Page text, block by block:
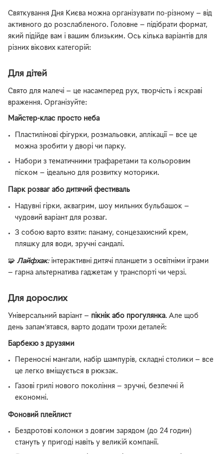
Святкування Дня Києва можна організувати по-різному — від
активного до розслабленого. Головне — підібрати формат,
який підійде вам і вашим близьким. Ось кілька варіантів для
різних вікових категорій:
Для дітей
Свято для малечі — це насамперед рух, творчість і яскраві
враження. Організуйте:
Майстер-клас просто неба
Пластилінові фігурки, розмальовки, аплікації — все це
можна зробити у дворі чи парку.
Набори з тематичними трафаретами та кольоровим
піском — ідеально для розвитку моторики.
Парк розваг або дитячий фестиваль
Надувні гірки, аквагрим, шоу мильних бульбашок —
чудовий варіант для розваг.
З собою варто взяти: панаму, сонцезахисний крем,
пляшку для води, зручні сандалі.
🧩 Лайфхак:інтерактивні дитячі планшети з освітніми іграми
— гарна альтернатива гаджетам у транспорті чи черзі.
Для дорослих
Універсальний варіант — пікнік або прогулянка. Але щоб
день запам’ятався, варто додати трохи деталей:
Барбекю з друзями
Переносні мангали, набір шампурів, складні столики — все
це легко вміщується в рюкзак.
Газові грилі нового покоління — зручні, безпечні й
економні.
Фоновий плейлист
Бездротові колонки з довгим зарядом (до 24 годин)
стануть у пригоді навіть у великій компанії.